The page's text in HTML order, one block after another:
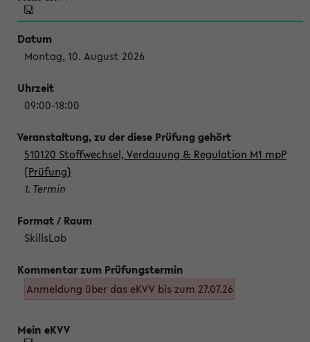
Montag, 10. August 2026
09:00-18:00
510120 Stoffwechsel, Verdauung & Regulation M1 mpP
(Prüfung)
1. Termin
SkillsLab
Anmeldung über das eKVV bis zum 27.07.26